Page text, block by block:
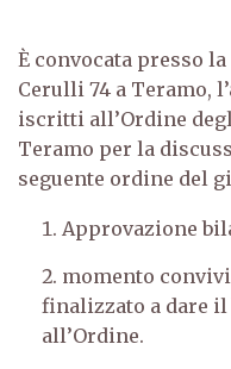
È convocata presso
Cerulli 74 a Teramo,
iscritti all’Ordine
Teramo per la
seguente ordine del
Approvazione
momento
finalizzato a dare
all’Ordine.